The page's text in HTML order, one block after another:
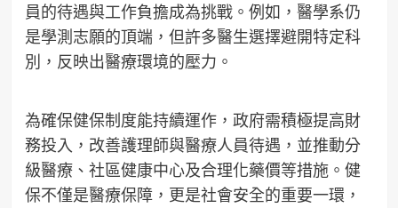
員的待遇與工作負擔成為挑戰。例如，醫學系仍
是學測志願的頂端，但許多醫生選擇避開特定科
別，反映出醫療環境的壓力。
為確保健保制度能持續運作，政府需積極提高財
務投入，改善護理師與醫療人員待遇，並推動分
級醫療、社區健康中心及合理化藥價等措施。健
保不僅是醫療保障，更是社會安全的重要一環，